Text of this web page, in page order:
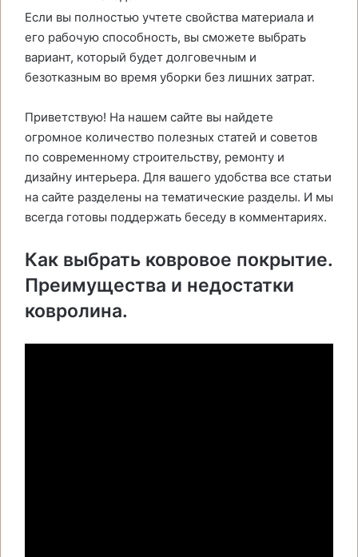
Если вы полностью учтете свойства материала и
его рабочую способность, вы сможете выбрать
вариант, который будет долговечным и
безотказным во время уборки без лишних затрат.
Приветствую! На нашем сайте вы найдете
огромное количество полезных статей и советов
по современному строительству, ремонту и
дизайну интерьера. Для вашего удобства все статьи
на сайте разделены на тематические разделы. И мы
всегда готовы поддержать беседу в комментариях.
Как выбрать ковровое покрытие.
Преимущества и недостатки
ковролина.